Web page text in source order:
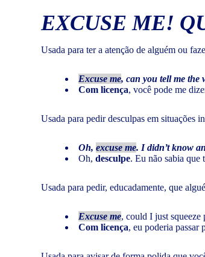
EXCUSE ME!
Usada para ter a atenção de alguém ou
Excuse me, can you tell me the
Com licença, você pode me
Usada para pedir desculpas em situações
Oh, excuse me. I didn’t know
Oh, desculpe. Eu não sabia que
Usada para pedir, educadamente, que
Excuse me, could I just squeeze
Com licença, eu poderia passar